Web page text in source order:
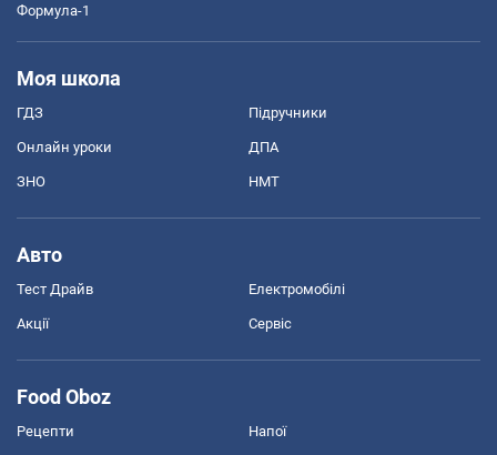
Формула-1
Моя школа
ГДЗ Підручники
Онлайн уроки ДПА
ЗНО НМТ
Авто
Тест Драйв Електромобілі
Акції Сервіс
Food Oboz
Рецепти Напої